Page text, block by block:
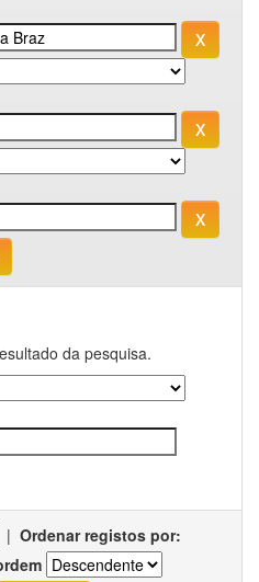
da pesquisa.
| Ordenar registos por: